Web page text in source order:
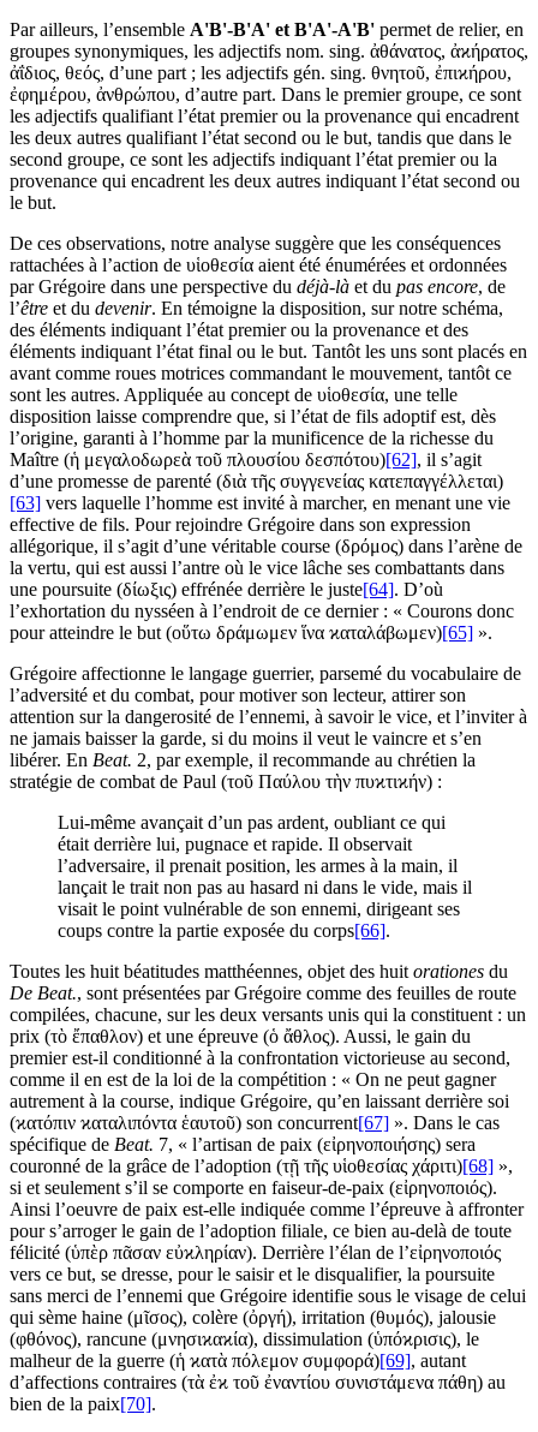
Par ailleurs, l’ensemble A'B'-B'A' et B'A'-A'B' permet de relier, en
groupes synonymiques, les adjectifs nom. sing. ἀθάνατος, ἀϰήρατος,
ἀΐδιος, θεός, d’une part ; les adjectifs gén. sing. θνητοῦ, ἐπιϰήρου,
ἐφημέρου, ἀνθρώπου, d’autre part. Dans le premier groupe, ce sont
les adjectifs qualifiant l’état premier ou la provenance qui encadrent
les deux autres qualifiant l’état second ou le but, tandis que dans le
second groupe, ce sont les adjectifs indiquant l’état premier ou la
provenance qui encadrent les deux autres indiquant l’état second ou
le but.
De ces observations, notre analyse suggère que les conséquences
rattachées à l’action de υἱοθεσία aient été énumérées et ordonnées
par Grégoire dans une perspective du déjà-là et du pas encore, de
l’être et du devenir. En témoigne la disposition, sur notre schéma,
des éléments indiquant l’état premier ou la provenance et des
éléments indiquant l’état final ou le but. Tantôt les uns sont placés en
avant comme roues motrices commandant le mouvement, tantôt ce
sont les autres. Appliquée au concept de υἱοθεσία, une telle
disposition laisse comprendre que, si l’état de fils adoptif est, dès
l’origine, garanti à l’homme par la munificence de la richesse du
Maître (ἡ μεγαλοδωρεὰ τοῦ πλουσίου δεσπότου)[62], il s’agit
d’une promesse de parenté (διὰ τῆς συγγενείας κατεπαγγέλλεται)
[63] vers laquelle l’homme est invité à marcher, en menant une vie
effective de fils. Pour rejoindre Grégoire dans son expression
allégorique, il s’agit d’une véritable course (δρόμος) dans l’arène de
la vertu, qui est aussi l’antre où le vice lâche ses combattants dans
une poursuite (δίωξις) effrénée derrière le juste[64]. D’où
l’exhortation du nysséen à l’endroit de ce dernier : « Courons donc
pour atteindre le but (οὕτω δράμωμεν ἵνα ϰαταλάβωμεν)[65] ».
Grégoire affectionne le langage guerrier, parsemé du vocabulaire de
l’adversité et du combat, pour motiver son lecteur, attirer son
attention sur la dangerosité de l’ennemi, à savoir le vice, et l’inviter à
ne jamais baisser la garde, si du moins il veut le vaincre et s’en
libérer. En Beat. 2, par exemple, il recommande au chrétien la
stratégie de combat de Paul (τοῦ Παύλου τὴν πυϰτιϰήν) :
Lui-même avançait d’un pas ardent, oubliant ce qui
était derrière lui, pugnace et rapide. Il observait
l’adversaire, il prenait position, les armes à la main, il
lançait le trait non pas au hasard ni dans le vide, mais il
visait le point vulnérable de son ennemi, dirigeant ses
coups contre la partie exposée du corps[66].
Toutes les huit béatitudes matthéennes, objet des huit orationes du
De Beat., sont présentées par Grégoire comme des feuilles de route
compilées, chacune, sur les deux versants unis qui la constituent : un
prix (τὸ ἔπαθλον) et une épreuve (ὁ ἄθλος). Aussi, le gain du
premier est-il conditionné à la confrontation victorieuse au second,
comme il en est de la loi de la compétition : « On ne peut gagner
autrement à la course, indique Grégoire, qu’en laissant derrière soi
(ϰατόπιν ϰαταλιπόντα ἑαυτοῦ) son concurrent[67] ». Dans le cas
spécifique de Beat. 7, « l’artisan de paix (εἰρηνοποιήσης) sera
couronné de la grâce de l’adoption (τῇ τῆς υἱοθεσίας χάριτι)[68] »,
si et seulement s’il se comporte en faiseur-de-paix (εἰρηνοποιός).
Ainsi l’oeuvre de paix est-elle indiquée comme l’épreuve à affronter
pour s’arroger le gain de l’adoption filiale, ce bien au-delà de toute
félicité (ὑπὲρ πᾶσαν εὐϰληρίαν). Derrière l’élan de l’εἰρηνοποιός
vers ce but, se dresse, pour le saisir et le disqualifier, la poursuite
sans merci de l’ennemi que Grégoire identifie sous le visage de celui
qui sème haine (μῖσος), colère (ὀργή), irritation (θυμός), jalousie
(φθόνος), rancune (μνησιϰαϰία), dissimulation (ὑπόϰρισις), le
malheur de la guerre (ἡ ϰατὰ πόλεμον συμφορά)[69], autant
d’affections contraires (τὰ ἐϰ τοῦ ἐναντίου συνιστάμενα πάθη) au
bien de la paix[70].